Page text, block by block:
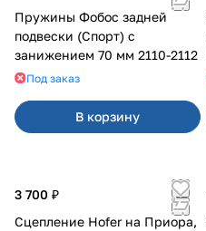
Пружины Фобос задней
подвески (Спорт) с
занижением 70 мм 2110-2112
Под заказ
В корзину
3 700 ₽
Сцепление Hofer на Приора,